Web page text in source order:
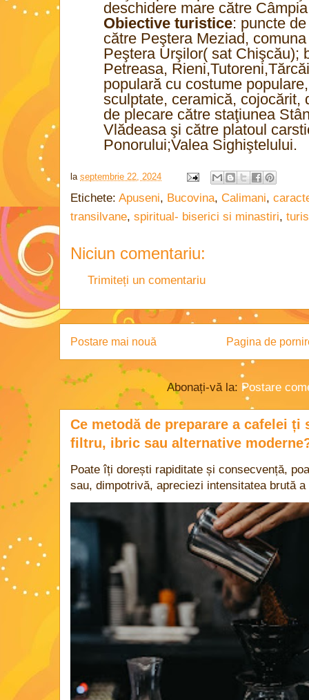
deschidere mare către
Obiective turistice: puncte
către Peştera Meziad,
Peştera Urşilor( sat Chişcău);
Petreasa,
populară cu costume
sculptate, ceramică, cojocărit,
de plecare către staţiunea
Vlădeasa şi către platoul
Ponorului;Valea Sighiştelului.
la septembrie 22, 2024
Etichete: Apuseni, Bucovina, Calimani,
transilvane, spiritual- biserici si minastiri,
Niciun comentariu:
Trimiteți un comentariu
Postare mai nouă Pagina de
Abonați-vă la:Postare
Ce metodă de preparare a cafelei
filtru, ibric sau alternative
Poate îți dorești rapiditate și consecvență,
sau, dimpotrivă, apreciezi intensitatea brută